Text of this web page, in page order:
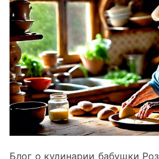
Блог о кулинарии бабушки